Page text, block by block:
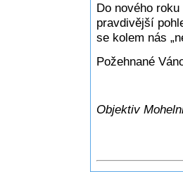
Do nového
pravdivější
se kolem nás
Požehnané
Objektiv